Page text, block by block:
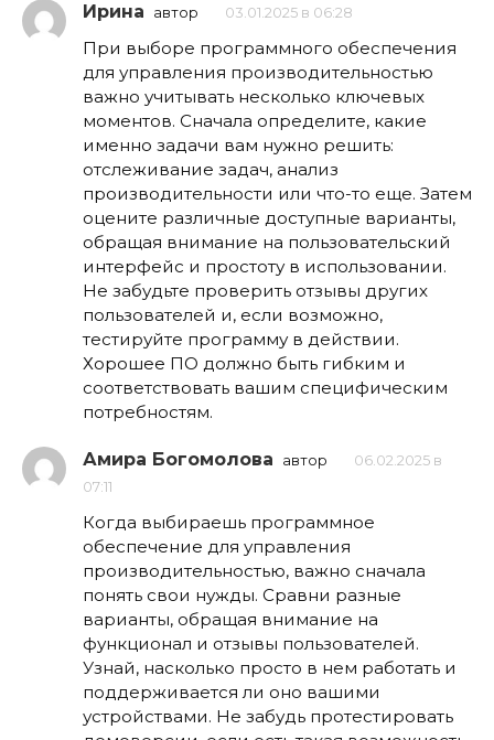
Ирина автор 03.01.2025 в 06:28
При выборе программного обеспечения
для управления производительностью
важно учитывать несколько ключевых
моментов. Сначала определите, какие
именно задачи вам нужно решить:
отслеживание задач, анализ
производительности или что-то еще. Затем
оцените различные доступные варианты,
обращая внимание на пользовательский
интерфейс и простоту в использовании.
Не забудьте проверить отзывы других
пользователей и, если возможно,
тестируйте программу в действии.
Хорошее ПО должно быть гибким и
соответствовать вашим специфическим
потребностям.
Амира Богомолова автор
06.02.2025 в
07:11
Когда выбираешь программное
обеспечение для управления
производительностью, важно сначала
понять свои нужды. Сравни разные
варианты, обращая внимание на
функционал и отзывы пользователей.
Узнай, насколько просто в нем работать и
поддерживается ли оно вашими
устройствами. Не забудь протестировать